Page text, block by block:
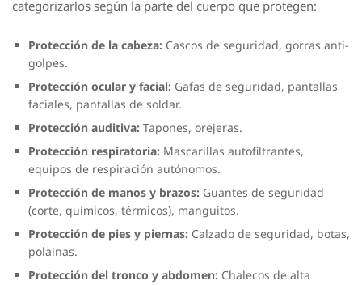
categorizarlos según la parte del cuerpo que protegen:
Protección de la cabeza: Cascos de seguridad, gorras anti-
golpes.
Protección ocular y facial: Gafas de seguridad, pantallas
faciales, pantallas de soldar.
Protección auditiva: Tapones, orejeras.
Protección respiratoria: Mascarillas autofiltrantes,
equipos de respiración autónomos.
Protección de manos y brazos: Guantes de seguridad
(corte, químicos, térmicos), manguitos.
Protección de pies y piernas: Calzado de seguridad, botas,
polainas.
Protección del tronco y abdomen: Chalecos de alta